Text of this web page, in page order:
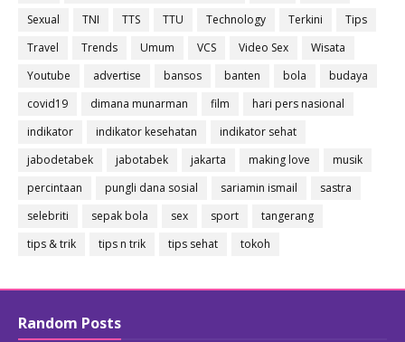
Sexual
TNI TTS TTU Technology Terkini
Tips
Travel
Trends Umum VCS Video Sex
Wisata
Youtube
advertise bansos banten bola
budaya
covid19
dimana munarman film
hari pers nasional
indikator
indikator kesehatan
indikator sehat
jabodetabek
jabotabek jakarta making love
musik
percintaan
pungli dana sosial sariamin ismail
sastra
selebriti
sepak bola sex sport
tangerang
tips & trik
tips n trik tips sehat tokoh
Random Posts